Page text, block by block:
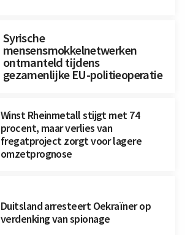
Syrische
mensensmokkelnetwerken
ontmanteld tijdens
gezamenlijke EU-politieoperatie
Winst Rheinmetall stijgt met 74
procent, maar verlies van
fregatproject zorgt voor lagere
omzetprognose
Duitsland arresteert Oekraïner op
verdenking van spionage